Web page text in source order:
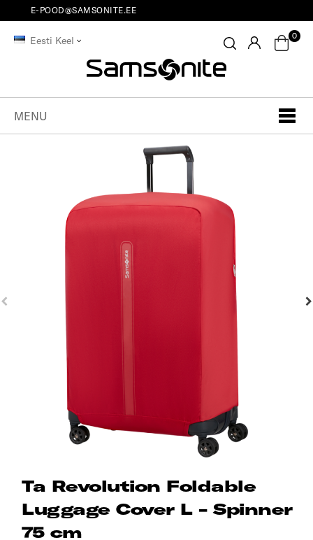
E-POOD@SAMSONITE.EE
Eesti Keel 0
MENU
Ta Revolution Foldable
Luggage Cover L - Spinner
75 cm